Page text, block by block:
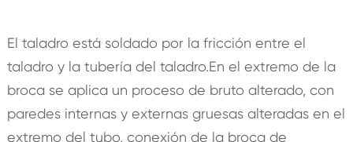
El taladro está soldado por la fricción entre el
taladro y la tubería del taladro.En el extremo de la
broca se aplica un proceso de bruto alterado, con
paredes internas y externas gruesas alteradas en el
extremo del tubo, conexión de la broca de